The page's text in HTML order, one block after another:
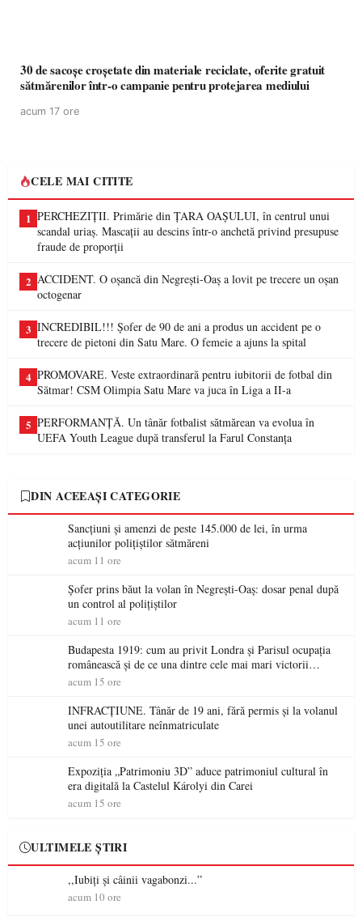
30 de sacoșe croșetate din materiale reciclate, oferite gratuit
sătmărenilor într-o campanie pentru protejarea mediului
acum 17 ore
CELE MAI CITITE
1 PERCHEZIȚII. Primărie din ȚARA OAȘULUI, în centrul unui
scandal uriaș. Mascații au descins într-o anchetă privind presupuse
fraude de proporții
2 ACCIDENT. O oșancă din Negrești-Oaș a lovit pe trecere un oșan
octogenar
3 INCREDIBIL!!! Șofer de 90 de ani a produs un accident pe o
trecere de pietoni din Satu Mare. O femeie a ajuns la spital
4 PROMOVARE. Veste extraordinară pentru iubitorii de fotbal din
Sătmar! CSM Olimpia Satu Mare va juca în Liga a II-a
5 PERFORMANȚĂ. Un tânăr fotbalist sătmărean va evolua în
UEFA Youth League după transferul la Farul Constanța
DIN ACEEAȘI CATEGORIE
Sancțiuni și amenzi de peste 145.000 de lei, în urma
acțiunilor polițiștilor sătmăreni
acum 11 ore
Șofer prins băut la volan în Negrești-Oaș: dosar penal după
un control al polițiștilor
acum 11 ore
Budapesta 1919: cum au privit Londra și Parisul ocupația
românească și de ce una dintre cele mai mari victorii
militare ale României a devenit o controversă diplomatică
acum 15 ore
INFRACȚIUNE. Tânăr de 19 ani, fără permis și la volanul
unei autoutilitare neînmatriculate
acum 15 ore
Expoziția „Patrimoniu 3D” aduce patrimoniul cultural în
era digitală la Castelul Károlyi din Carei
acum 15 ore
ULTIMELE ȘTIRI
,,Iubiți și câinii vagabonzi...”
acum 10 ore